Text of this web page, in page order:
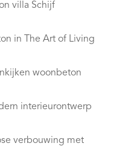
villa Schijf
in The Art of Living
woonbeton
interieurontwerp
verbouwing met